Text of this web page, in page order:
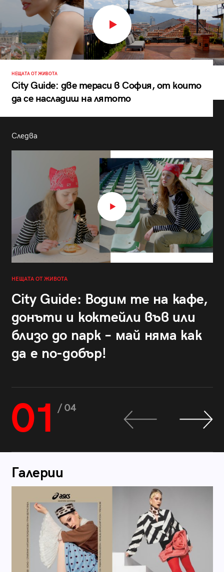
НЕЩАТА ОТ ЖИВОТА
City Guide: две тераси в София, от които
да се насладиш на лятото
Следва
НЕЩАТА ОТ ЖИВОТА
City Guide: Водим те на кафе,
донъти и коктейли във или
близо до парк – май няма как
да е по-добър!
01 / 04
Галерии